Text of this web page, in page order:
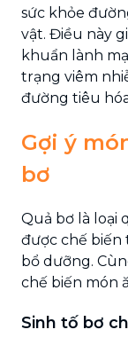
sức khỏe
vật. Điều này
khuẩn lành
trạng viêm
đường tiêu
Gợi ý
bơ
Quả bơ là loại
được chế biến
bổ dưỡng.
chế biến món
Sinh tố bơ